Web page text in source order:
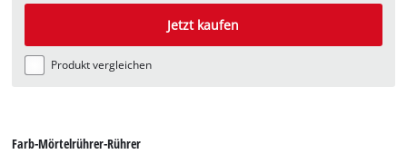
Jetzt kaufen
Produkt vergleichen
Farb-Mörtelrührer-Rührer